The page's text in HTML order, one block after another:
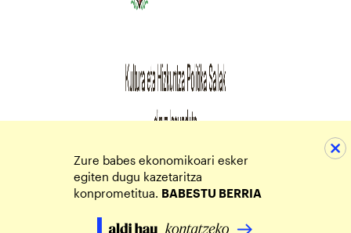
Zure babes ekonomikoari esker
egiten dugu kazetaritza
konprometitua. BABESTU BERRIA